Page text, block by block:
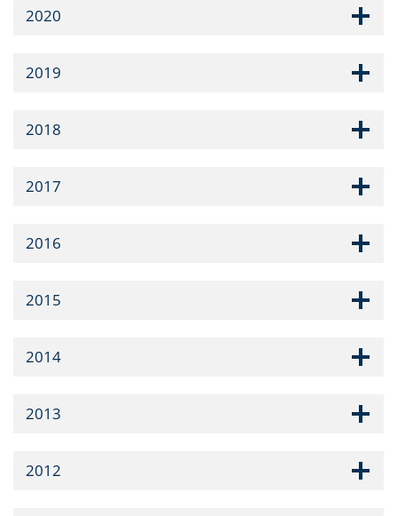
2020
2019
2018
2017
2016
2015
2014
2013
2012